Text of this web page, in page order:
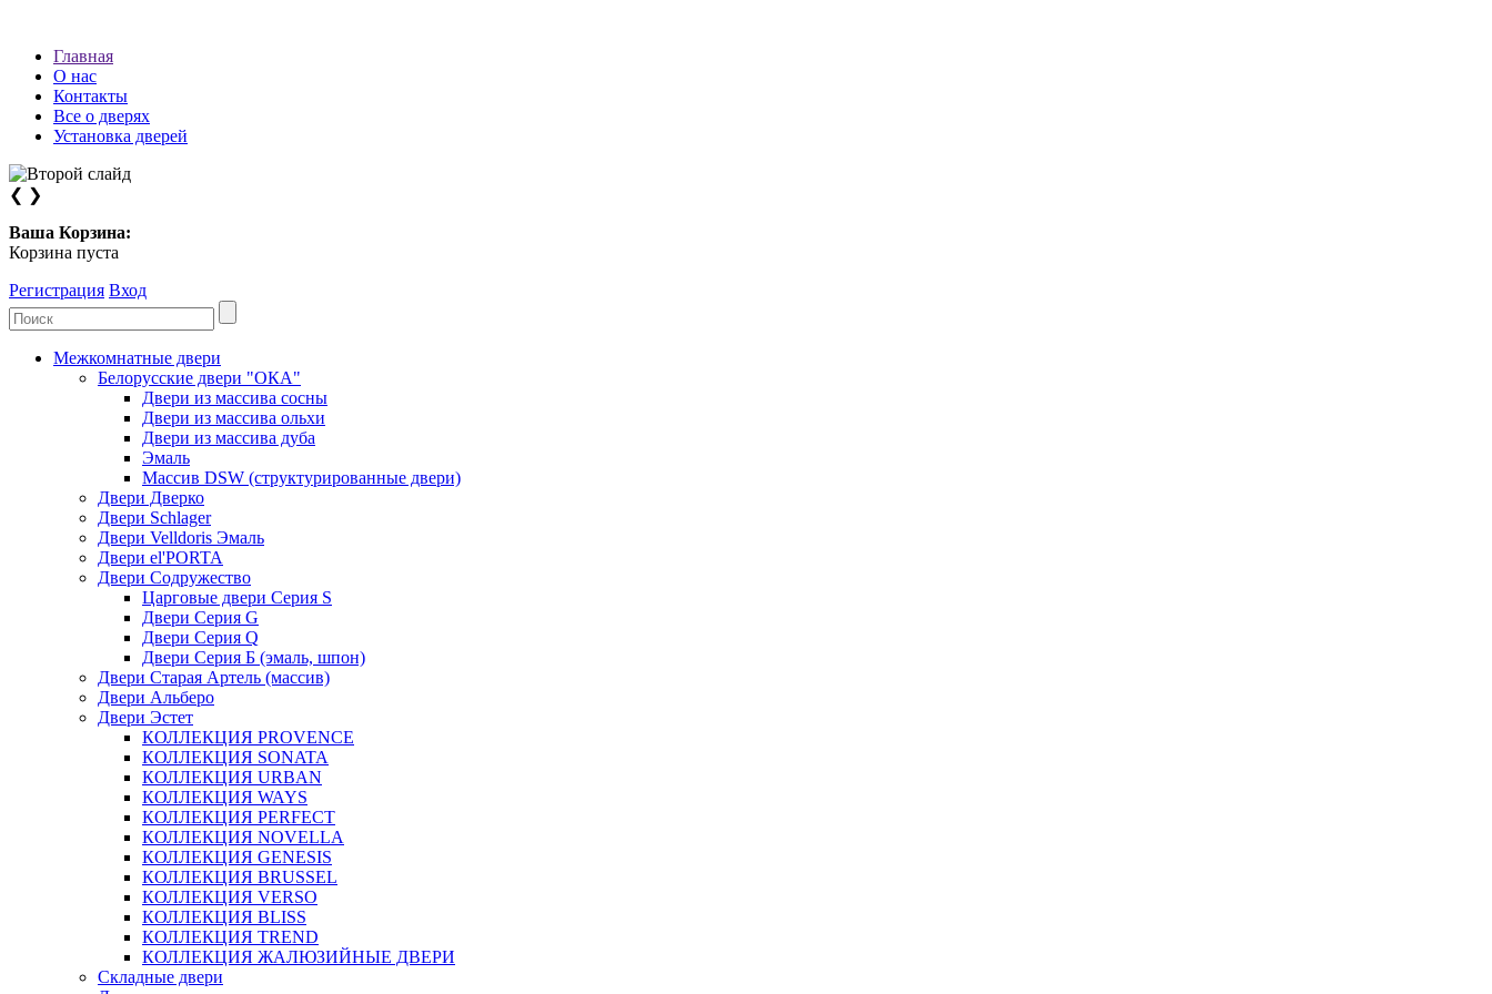
Главная
О нас
Контакты
Все о дверях
Установка дверей
❮ ❯
Ваша Корзина:
Корзина пуста
Регистрация Вход
Межкомнатные двери
Белорусские двери "ОКА"
Двери из массива сосны
Двери из массива ольхи
Двери из массива дуба
Эмаль
Массив DSW (cтруктурированные двери)
Двери Дверко
Двери Schlager
Двери Velldoris Эмаль
Двери el'PORTA
Двери Содружество
Царговые двери Cерия S
Двери Серия G
Двери Серия Q
Двери Серия Б (эмаль, шпон)
Двери Старая Артель (массив)
Двери Альберо
Двери Эстет
КОЛЛЕКЦИЯ PROVENCE
КОЛЛЕКЦИЯ SONATA
КОЛЛЕКЦИЯ URBAN
КОЛЛЕКЦИЯ WAYS
КОЛЛЕКЦИЯ PERFECT
КОЛЛЕКЦИЯ NOVELLA
КОЛЛЕКЦИЯ GENESIS
КОЛЛЕКЦИЯ BRUSSEL
КОЛЛЕКЦИЯ VERSO
КОЛЛЕКЦИЯ BLISS
КОЛЛЕКЦИЯ TREND
КОЛЛЕКЦИЯ ЖАЛЮЗИЙНЫЕ ДВЕРИ
Складные двери